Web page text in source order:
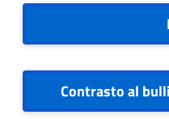
Contrasto al